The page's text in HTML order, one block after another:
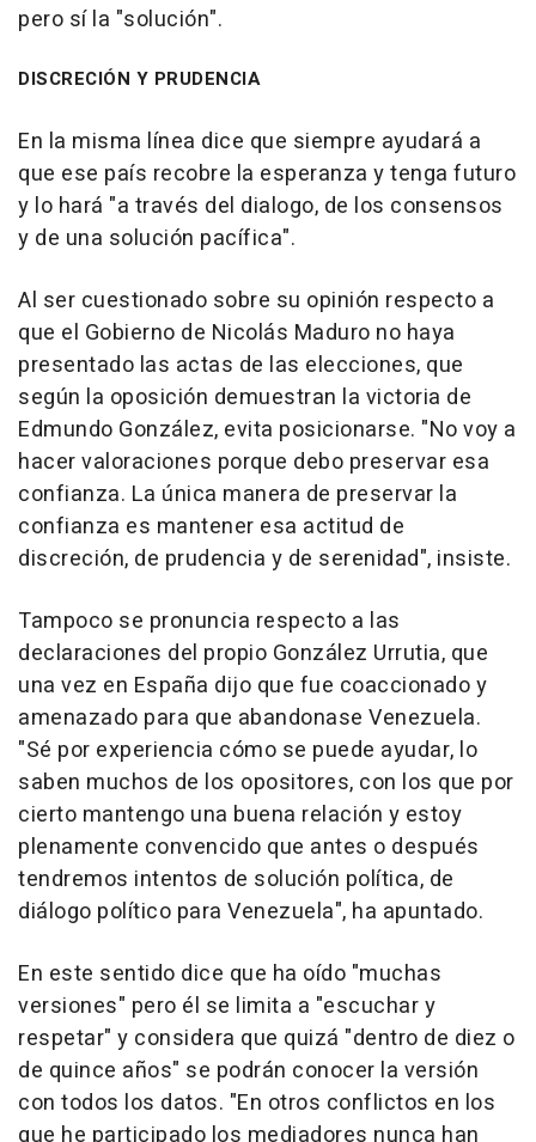
pero sí la "solución".
DISCRECIÓN Y PRUDENCIA
En la misma línea dice que siempre ayudará a
que ese país recobre la esperanza y tenga futuro
y lo hará "a través del dialogo, de los consensos
y de una solución pacífica".
Al ser cuestionado sobre su opinión respecto a
que el Gobierno de Nicolás Maduro no haya
presentado las actas de las elecciones, que
según la oposición demuestran la victoria de
Edmundo González, evita posicionarse. "No voy a
hacer valoraciones porque debo preservar esa
confianza. La única manera de preservar la
confianza es mantener esa actitud de
discreción, de prudencia y de serenidad", insiste.
Tampoco se pronuncia respecto a las
declaraciones del propio González Urrutia, que
una vez en España dijo que fue coaccionado y
amenazado para que abandonase Venezuela.
"Sé por experiencia cómo se puede ayudar, lo
saben muchos de los opositores, con los que por
cierto mantengo una buena relación y estoy
plenamente convencido que antes o después
tendremos intentos de solución política, de
diálogo político para Venezuela", ha apuntado.
En este sentido dice que ha oído "muchas
versiones" pero él se limita a "escuchar y
respetar" y considera que quizá "dentro de diez o
de quince años" se podrán conocer la versión
con todos los datos. "En otros conflictos en los